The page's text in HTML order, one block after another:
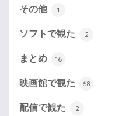
その他 1
ソフトで観た 2
まとめ 16
映画館で観た 68
配信で観た 2